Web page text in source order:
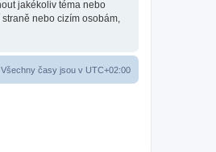
jakékoliv téma nebo
nebo cizím osobám,
Všechny časy jsou v UTC+02:00